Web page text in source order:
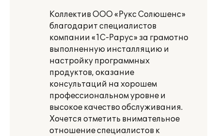
Коллектив ООО «Рукс Солюшенс»
благодарит специалистов
компании «1С-Рарус» за грамотно
выполненную инсталляцию и
настройку программных
продуктов, оказание
консультаций на хорошем
профессиональном уровне и
высокое качество обслуживания.
Хочется отметить внимательное
отношение специалистов к